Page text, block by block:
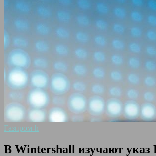
Газпром-h
В Wintershall изучают указ